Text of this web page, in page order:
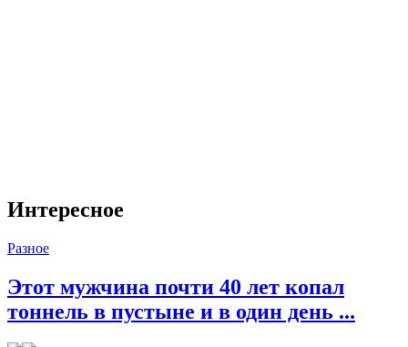
Интересное
Разное
Этот мужчина почти 40 лет копал
тоннель в пустыне и в один день ...